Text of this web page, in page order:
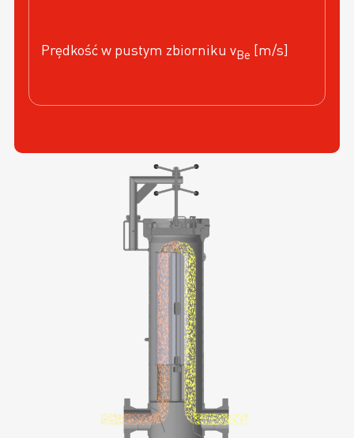
Prędkość w pustym zbiorniku vBe [m/s]